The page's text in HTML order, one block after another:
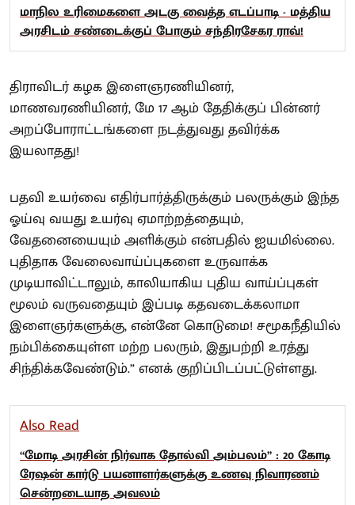
மாநில உரிமைகளை அடகு வைத்த எடப்பாடி - மத்திய
அரசிடம் சண்டைக்குப் போகும் சந்திரசேகர ராவ்!
திராவிடர் கழக இளைஞரணியினர்,
மாணவரணியினர், மே 17 ஆம் தேதிக்குப் பின்னர்
அறப்போராட்டங்களை நடத்துவது தவிர்க்க
இயலாதது!
பதவி உயர்வை எதிர்பார்த்திருக்கும் பலருக்கும் இந்த
ஓய்வு வயது உயர்வு ஏமாற்றத்தையும்,
வேதனையையும் அளிக்கும் என்பதில் ஐயமில்லை.
புதிதாக வேலைவாய்ப்புகளை உருவாக்க
முடியாவிட்டாலும், காலியாகிய புதிய வாய்ப்புகள்
மூலம் வருவதையும் இப்படி கதவடைக்கலாமா
இளைஞர்களுக்கு, என்னே கொடுமை! சமூகநீதியில்
நம்பிக்கையுள்ள மற்ற பலரும், இதுபற்றி உரத்து
சிந்திக்கவேண்டும்.” எனக் குறிப்பிடப்பட்டுள்ளது.
Also Read
“மோடி அரசின் நிர்வாக தோல்வி அம்பலம்” : 20 கோடி
ரேஷன் கார்டு பயனாளர்களுக்கு உணவு நிவாரணம்
சென்றடையாத அவலம்